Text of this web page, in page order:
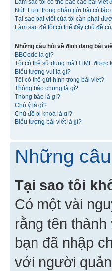
Làm sao tôi có thể báo cáo bài viết
Nút “Lưu” trong phần gửi bài có tác
Tại sao bài viết của tôi cần phải
Làm sao để tôi có thể đẩy chủ đề
Những câu hỏi về định dạng bài
BBCode là gì?
Tôi có thể sử dụng mã HTML được
Biểu tượng vui là gì?
Tôi có thể gửi hình trong bài viết?
Thông báo chung là gì?
Thông báo là gì?
Chú ý là gì?
Chủ đề bị khoá là gì?
Biểu tượng bài viết là gì?
Những
Tại sao tôi
Có một vài
rằng tên
bạn đã nhập
với người